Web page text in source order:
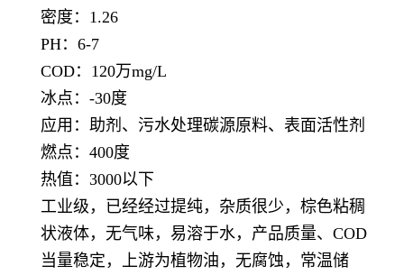
密度：1.26
PH：6-7
COD：120万mg/L
冰点：-30度
应用：助剂、污水处理碳源原料、表面活性剂
燃点：400度
热值：3000以下
工业级，已经经过提纯，杂质很少，棕色粘稠
状液体，无气味，易溶于水，产品质量、COD
当量稳定，上游为植物油， 无腐蚀，常温储